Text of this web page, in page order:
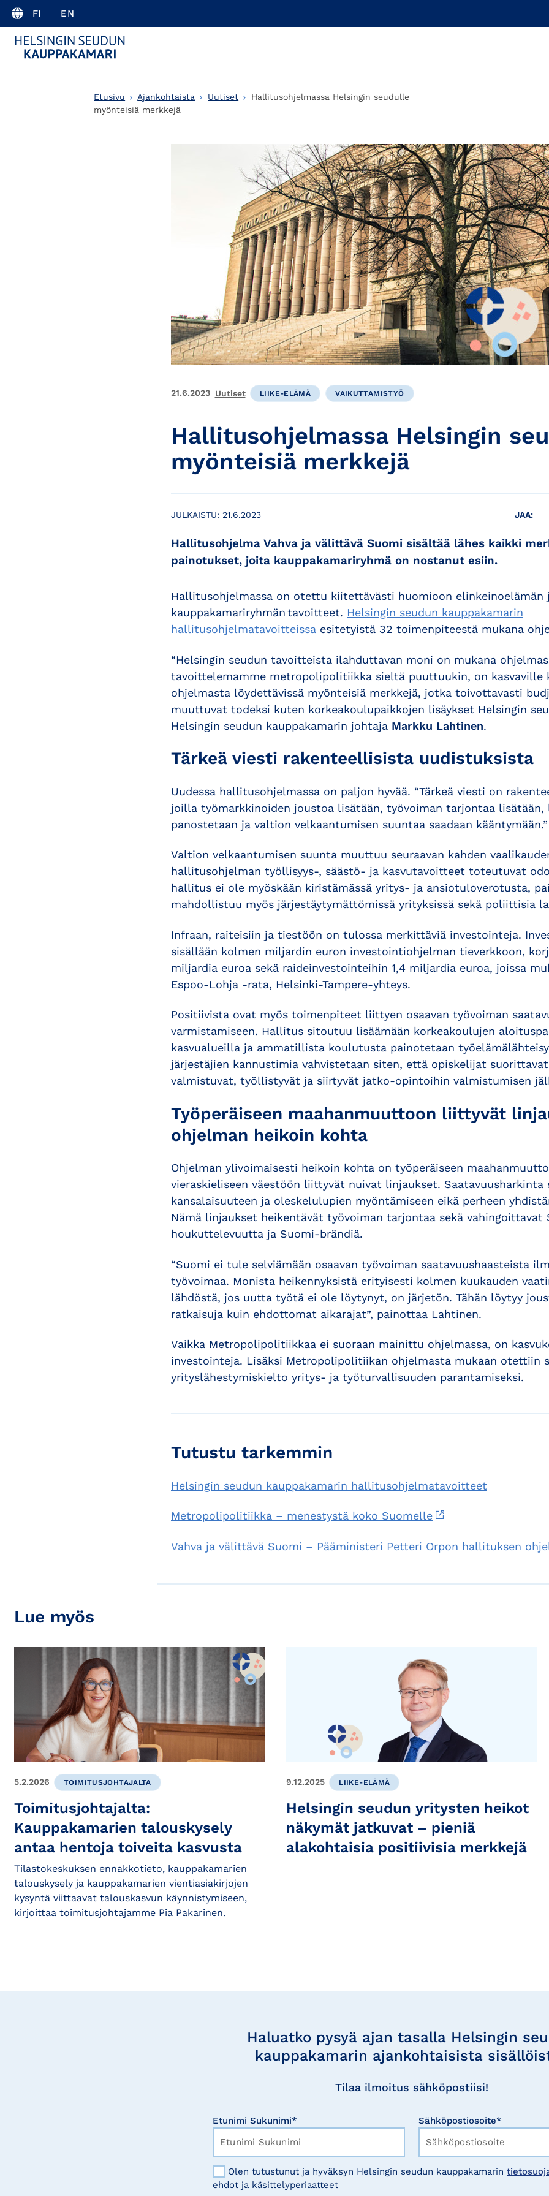
FI EN
Etusivu Ajankohtaista Uutiset
Hallitusohjelmassa Helsingin seudulle
myönteisiä merkkejä
21.6.2023 Uutiset LIIKE-ELÄMÄ VAIKUTTAMISTYÖ
Hallitusohjelmassa Helsingin
myönteisiä merkkejä
JULKAISTU: 21.6.2023 JAA:
Hallitusohjelma Vahva ja välittävä Suomi sisältää lähes kaikki
painotukset, joita kauppakamariryhmä on nostanut esiin.
Hallitusohjelmassa on otettu kiitettävästi huomioon elinkeinoelämän
kauppakamariryhmän tavoitteet. Helsingin seudun kauppakamarin
hallitusohjelmatavoitteissa esitetyistä 32 toimenpiteestä mukana
“Helsingin seudun tavoitteista ilahduttavan moni on mukana
tavoittelemamme metropolipolitiikka sieltä puuttuukin, on kasvaville
ohjelmasta löydettävissä myönteisiä merkkejä, jotka toivottavasti
muuttuvat todeksi kuten korkeakoulupaikkojen lisäykset Helsingin
Helsingin seudun kauppakamarin johtaja Markku Lahtinen.
Tärkeä viesti rakenteellisista uudistuksista
Uudessa hallitusohjelmassa on paljon hyvää. “Tärkeä viesti on
joilla työmarkkinoiden joustoa lisätään, työvoiman tarjontaa lisätään,
panostetaan ja valtion velkaantumisen suuntaa saadaan kääntymään.”
Valtion velkaantumisen suunta muuttuu seuraavan kahden
hallitusohjelman työllisyys-, säästö- ja kasvutavoitteet toteutuvat
hallitus ei ole myöskään kiristämässä yritys- ja ansiotuloverotusta,
mahdollistuu myös järjestäytymättömissä yrityksissä sekä poliittisia
Infraan, raiteisiin ja tiestöön on tulossa merkittäviä investointeja.
sisällään kolmen miljardin euron investointiohjelman tieverkkoon,
miljardia euroa sekä raideinvestointeihin 1,4 miljardia euroa, joissa
Espoo-Lohja -rata, Helsinki-Tampere-yhteys.
Positiivista ovat myös toimenpiteet liittyen osaavan työvoiman
varmistamiseen. Hallitus sitoutuu lisäämään korkeakoulujen
kasvualueilla ja ammatillista koulutusta painotetaan
järjestäjien kannustimia vahvistetaan siten, että opiskelijat
valmistuvat, työllistyvät ja siirtyvät jatko-opintoihin valmistumisen
Työperäiseen maahanmuuttoon liittyvät
ohjelman heikoin kohta
Ohjelman ylivoimaisesti heikoin kohta on työperäiseen
vieraskieliseen väestöön liittyvät nuivat linjaukset. Saatavuusharkinta
kansalaisuuteen ja oleskelulupien myöntämiseen eikä perheen
Nämä linjaukset heikentävät työvoiman tarjontaa sekä vahingoittavat
houkuttelevuutta ja Suomi-brändiä.
“Suomi ei tule selviämään osaavan työvoiman saatavuushaasteista
työvoimaa. Monista heikennyksistä erityisesti kolmen kuukauden
lähdöstä, jos uutta työtä ei ole löytynyt, on järjetön. Tähän löytyy
ratkaisuja kuin ehdottomat aikarajat”, painottaa Lahtinen.
Vaikka Metropolipolitiikkaa ei suoraan mainittu ohjelmassa, on
investointeja. Lisäksi Metropolipolitiikan ohjelmasta mukaan otettiin
yrityslähestymiskielto yritys- ja työturvallisuuden parantamiseksi.
Tutustu tarkemmin
Helsingin seudun kauppakamarin hallitusohjelmatavoitteet
Metropolipolitiikka – menestystä koko Suomelle
Vahva ja välittävä Suomi – Pääministeri Petteri Orpon hallituksen
Lue myös
5.2.2026 TOIMITUSJOHTAJALTA
Toimitusjohtajalta:
Kauppakamarien talouskysely
antaa hentoja toiveita kasvusta
Tilastokeskuksen ennakkotieto, kauppakamarien
talouskysely ja kauppakamarien vientiasiakirjojen
kysyntä viittaavat talouskasvun käynnistymiseen,
kirjoittaa toimitusjohtajamme Pia Pakarinen.
9.12.2025 LIIKE-ELÄMÄ
Helsingin seudun yritysten heikot
näkymät jatkuvat – pieniä
alakohtaisia positiivisia merkkejä
Haluatko pysyä ajan tasalla Helsingin
kauppakamarin ajankohtaisista
Tilaa ilmoitus sähköpostiisi!
Etunimi Sukunimi* Sähköpostiosoite*
Olen tutustunut ja hyväksyn Helsingin seudun kauppakamarin
ehdot ja käsittelyperiaatteet